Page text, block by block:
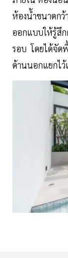
ห้องน้ำขนาดกว้
ออกแบบให้รู้สึ
รอบ โดยได้จัด
ด้านนอกแยกไ